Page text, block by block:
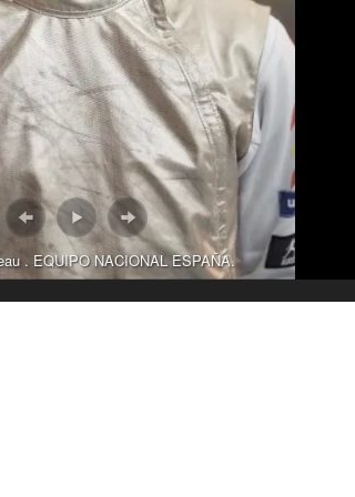
. EQUIPO NACIONAL ESPAÑA.